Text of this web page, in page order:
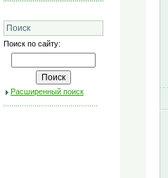
Поиск
Поиск по сайту:
Расширенный поиск